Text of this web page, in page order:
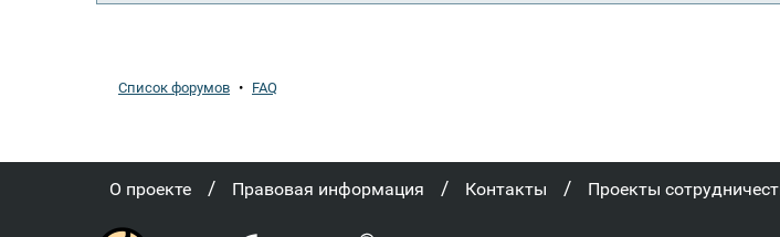
Список форумов • FAQ
О проекте / Правовая информация / Контакты / Проекты